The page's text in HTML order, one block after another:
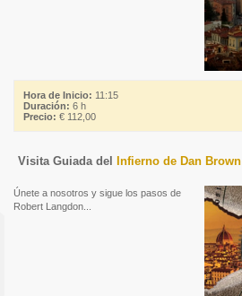
Hora de Inicio: 11:15
Duración: 6 h
Precio: € 112,00
Visita Guiada del Infierno de Dan Brown
Únete a nosotros y sigue los pasos de
Robert Langdon...